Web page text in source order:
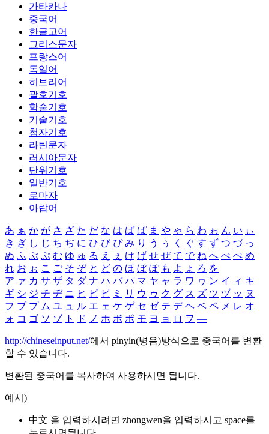
가타카나
중국어
한글고어
그리스문자
프랑스어
독일어
히브리어
괄호기호
학술기호
기술기호
첨자기호
라틴문자
러시아문자
단위기호
일반기호
로마자
아랍어
あ ぁ か が さ ざ た だ な は ば ぱ ま や ゃ ら わ ゎ ん い ぃ
き ぎ し じ ち ぢ に ひ び ぴ み り う ぅ く ぐ す ず つ づ っ
ぬ ふ ぶ ぷ む ゆ ゅ る え ぇ け げ せ ぜ て で ね へ べ ぺ め
れ お ぉ こ ご そ ぞ と ど の ほ ぼ ぽ も よ ょ ろ を
ア ァ カ サ ザ タ ダ ナ ハ バ パ マ ヤ ャ ラ ワ ヮ ン イ ィ キ
ギ シ ジ チ ヂ ニ ヒ ビ ピ ミ リ ウ ゥ ク グ ス ズ ツ ヅ ッ ヌ
フ ブ プ ム ユ ュ ル エ ェ ケ ゲ セ ゼ テ デ ヘ ベ ペ メ レ オ
ォ コ ゴ ソ ゾ ト ド ノ ホ ボ ポ モ ヨ ョ ロ ヲ ―
http://chineseinput.net/에서 pinyin(병음)방식으로 중국어를 변환
할 수 있습니다.
변환된 중국어를 복사하여 사용하시면 됩니다.
예시)
中文 을 입력하시려면 zhongwen을 입력하시고 space를